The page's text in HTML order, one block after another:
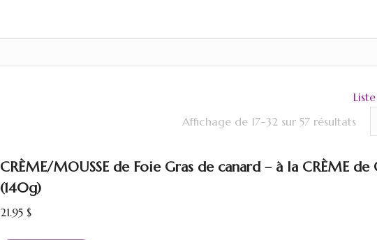
Affichage de 17–32 sur 57 résultats
CRÈME/MOUSSE de Foie Gras de canard – à la CRÈME de
(140g)
21.95 $